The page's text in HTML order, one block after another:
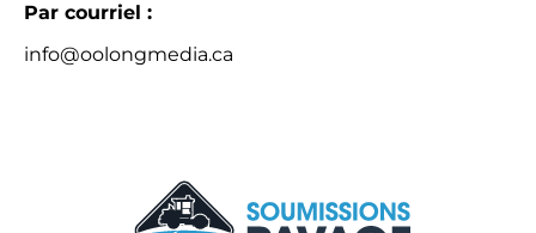
Par courriel :
info@oolongmedia.ca